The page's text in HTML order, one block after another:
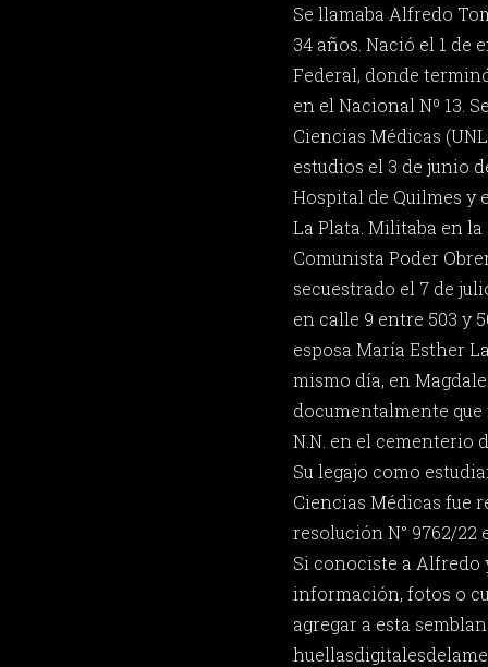
Se llamaba Alfredo
34 años. Nació el 1 de
Federal, donde
en el Nacional Nº 13.
Ciencias Médicas
estudios el 3 de junio
Hospital de Quilmes y
La Plata. Militaba en
Comunista Poder
secuestrado el 7 de
en calle 9 entre 503 y
esposa María Esther
mismo día, en
documentalmente
N.N. en el cementerio
Su legajo como
Ciencias Médicas fue
resolución N° 9762/22
Si conociste a Alfredo
información, fotos o
agregar a esta